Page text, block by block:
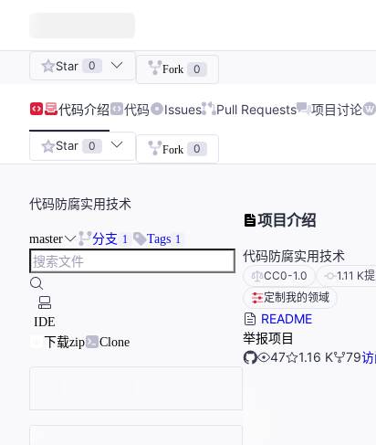
Star 0 Fork 0
代码介绍 代码 Issues Pull Requests 项目讨论
Star 0 Fork 0
代码防腐实用技术
master 分支 1 Tags 1
IDE
下载zip
Clone
项目介绍
代码防腐实用技术
CC0-1.0 1.11 K
定制我的领域
README
举报项目
47
1.16 K 79